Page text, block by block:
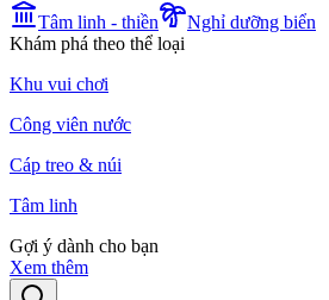
Tâm linh - thiền
Nghỉ dưỡng biển
Khám phá theo thể loại
Khu vui chơi
Công viên nước
Cáp treo & núi
Tâm linh
Gợi ý dành cho bạn
Xem thêm